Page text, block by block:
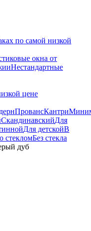
по самой низкой
окна от
Нестандартные
цене
ПровансКантри
СкандинавскийДля
Для детскойВ
стекломБез стекла
дуб